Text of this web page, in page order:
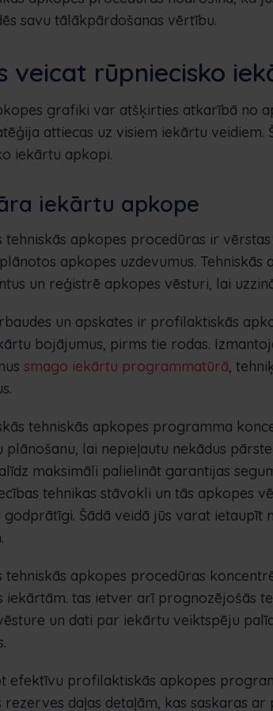
savu tālākpārdošanas vērtību.
veicat rūpniecisko
grafiki var atšķirties atkarībā no
attiecas uz visiem iekārtu
iekārtu apkopi.
iekārtu apkope
tehniskās apkopes procedūras ir
apkopes uzdevumus.
un reģistrē apkopes vēsturi, lai
un apskates ir profilaktiskās
bojājumus, pirms tie rodas.
smago iekārtu programmatūrā,
tehniskās apkopes programma
plānošanu, lai nepieļautu nekādus
maksimāli palielināt garantijas
tehnikas stāvokli un tās apkopes
godprātīgi. Šādā veidā jūs varat ietaupīt
tehniskās apkopes procedūras
iekārtām. tas ietver arī prognozējošās
un dati par iekārtu veiktspēju
efektīvu profilaktiskās apkopes
rezerves daļas detaļām, kas saskaras